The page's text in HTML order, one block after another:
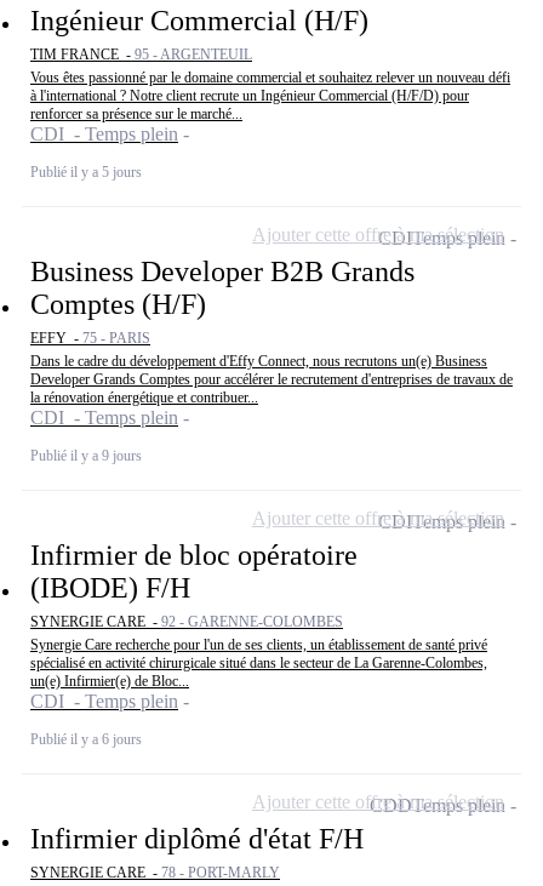
Ingénieur Commercial (H/F)
TIM FRANCE - 95 - ARGENTEUIL
Vous êtes passionné par le domaine commercial et souhaitez relever un nouveau défi
à l'international ? Notre client recrute un Ingénieur Commercial (H/F/D) pour
renforcer sa présence sur le marché...
CDI - Temps plein
Publié il y a 5 jours
Business Developer B2B Grands
Comptes (H/F)
EFFY - 75 - PARIS
Dans le cadre du développement d'Effy Connect, nous recrutons un(e) Business
Developer Grands Comptes pour accélérer le recrutement d'entreprises de travaux de
la rénovation énergétique et contribuer...
CDI - Temps plein
Publié il y a 9 jours
CDITemps plein
Ajouter cette offre à ma sélection
Infirmier de bloc opératoire
(IBODE) F/H
SYNERGIE CARE - 92 - GARENNE-COLOMBES
Synergie Care recherche pour l'un de ses clients, un établissement de santé privé
spécialisé en activité chirurgicale situé dans le secteur de La Garenne-Colombes,
un(e) Infirmier(e) de Bloc...
CDI - Temps plein
Publié il y a 6 jours
CDITemps plein
Ajouter cette offre à ma sélection
Infirmier diplômé d'état F/H
SYNERGIE CARE - 78 - PORT-MARLY
CDDTemps plein
Ajouter cette offre à ma sélection